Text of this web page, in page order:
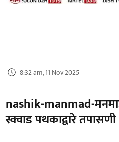
8:32 am, 11 Nov 2025
nashik-manmad-
स्क्वाड पथकाद्वारे तपासणी